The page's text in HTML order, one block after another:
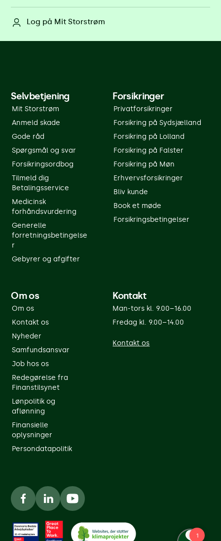
Log på Mit Storstrøm
Selvbetjening
Mit Storstrøm
Anmeld skade
Gode råd
Spørgsmål og svar
Forsikringsordbog
Tilmeld dig
Betalingsservice
Medicinsk
forhåndsvurdering
Generelle
forretningsbetingelse
r
Gebyrer og afgifter
Forsikringer
Privatforsikringer
Forsikring på Sydsjælland
Forsikring på Lolland
Forsikring på Falster
Forsikring på Møn
Erhvervsforsikringer
Bliv kunde
Book et møde
Forsikringsbetingelser
Om os
Om os
Kontakt os
Nyheder
Samfundsansvar
Job hos os
Redegørelse fra
Finanstilsynet
Lønpolitik og
aflønning
Finansielle
oplysninger
Persondatapolitik
Kontakt
Man-tors kl. 9.00–16.00
Fredag kl. 9.00–14.00
Kontakt os